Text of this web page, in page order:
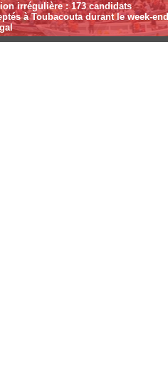
irrégulière : 173 candidats
à Toubacouta durant le week-end